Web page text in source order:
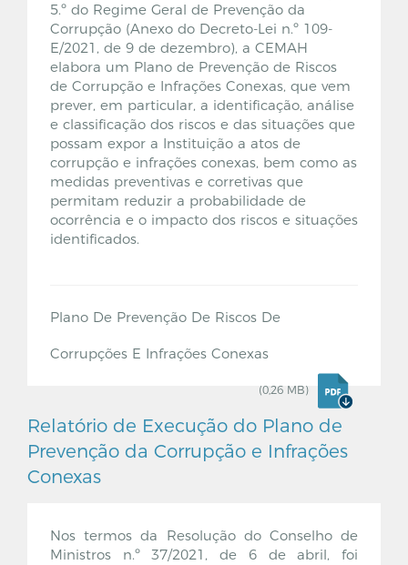
5.º do Regime Geral de Prevenção da
Corrupção (Anexo do Decreto-Lei n.º 109-
E/2021, de 9 de dezembro), a CEMAH
elabora um Plano de Prevenção de Riscos
de Corrupção e Infrações Conexas, que vem
prever, em particular, a identificação, análise
e classificação dos riscos e das situações que
possam expor a Instituição a atos de
corrupção e infrações conexas, bem como as
medidas preventivas e corretivas que
permitam reduzir a probabilidade de
ocorrência e o impacto dos riscos e situações
identificados.
Plano De Prevenção De Riscos De
Corrupções E Infrações Conexas
(0,26 MB)
Relatório de Execução do Plano de
Prevenção da Corrupção e Infrações
Conexas
Nos termos da Resolução do Conselho de
Ministros n.º 37/2021, de 6 de abril, foi